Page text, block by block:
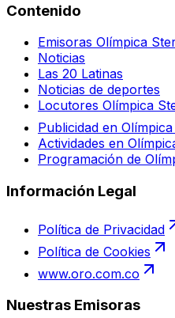
Contenido
Emisoras Olímpica
Noticias
Las 20 Latinas
Noticias de deportes
Locutores Olímpica
Publicidad en
Actividades en
Programación de
Información Legal
Política de Privacidad
Política de Cookies
www.oro.com.co
Nuestras Emisoras